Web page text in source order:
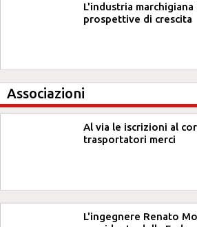
L'industria
prospettive di crescita
Associazioni
Al via le iscrizioni al
trasportatori merci
L'ingegnere Renato